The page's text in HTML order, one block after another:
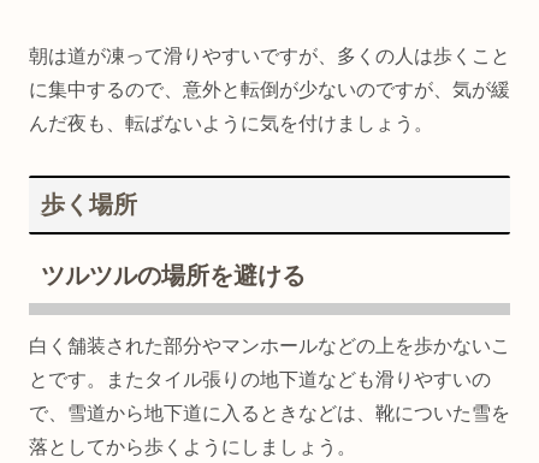
朝は道が凍って滑りやすいですが、多くの人は歩くこと
に集中するので、意外と転倒が少ないのですが、気が緩
んだ夜も、転ばないように気を付けましょう。
歩く場所
ツルツルの場所を避ける
白く舗装された部分やマンホールなどの上を歩かないこ
とです。またタイル張りの地下道なども滑りやすいの
で、雪道から地下道に入るときなどは、靴についた雪を
落としてから歩くようにしましょう。